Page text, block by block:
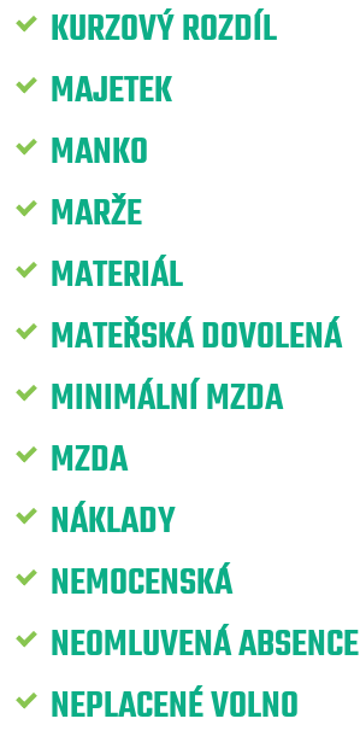
KURZOVÝ ROZDÍL
MAJETEK
MANKO
MARŽE
MATERIÁL
MATEŘSKÁ DOVOLENÁ
MINIMÁLNÍ MZDA
MZDA
NÁKLADY
NEMOCENSKÁ
NEOMLUVENÁ ABSENCE
NEPLACENÉ VOLNO